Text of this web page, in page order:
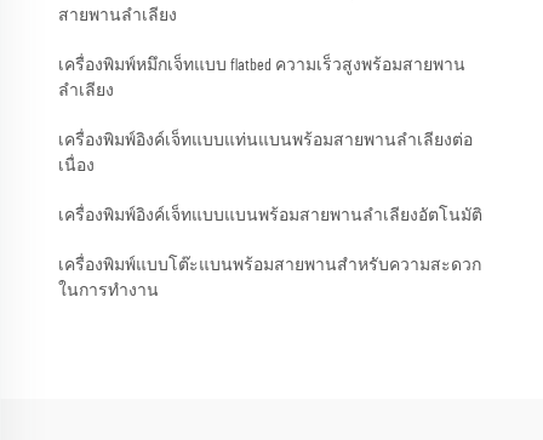
สายพานลำเลียง
เครื่องพิมพ์หมึกเจ็ทแบบ flatbed ความเร็วสูงพร้อมสายพาน
ลำเลียง
เครื่องพิมพ์อิงค์เจ็ทแบบแท่นแบนพร้อมสายพานลำเลียงต่อ
เนื่อง
เครื่องพิมพ์อิงค์เจ็ทแบบแบนพร้อมสายพานลำเลียงอัตโนมัติ
เครื่องพิมพ์แบบโต๊ะแบนพร้อมสายพานสำหรับความสะดวก
ในการทำงาน